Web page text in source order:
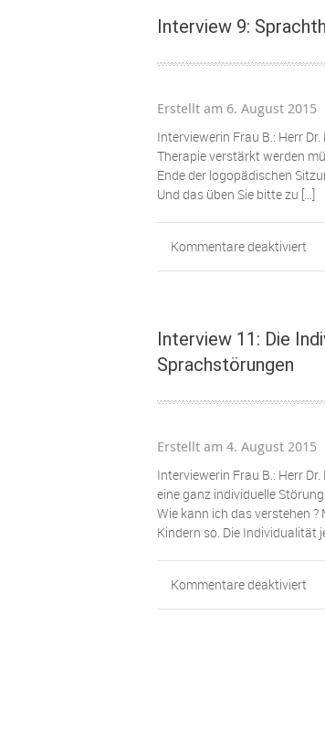
Interview 9:
Erstellt am 6. August 2015
Interviewerin Frau B.: Herr
Therapie verstärkt werden
Ende der logopädischen
Und das üben Sie bitte zu […]
Kommentare deaktiviert
ist
Interview 11: Die
Sprachstörungen
Erstellt am 4. August 2015
Interviewerin Frau B.: Herr
eine ganz individuelle
Wie kann ich das verstehen
Kindern so. Die Individualität
Kommentare deaktiviert